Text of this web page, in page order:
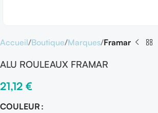
Accueil Boutique Marques Framar
ALU ROULEAUX FRAMAR
21,12 €
COULEUR